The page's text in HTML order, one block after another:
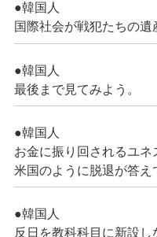
●韓国人
国際社会が戦犯たちの遺
●韓国人
最後まで見てみよう。
●韓国人
お金に振り回されるユネ
米国のように脱退が答え
●韓国人
反日を教科科目に新設し